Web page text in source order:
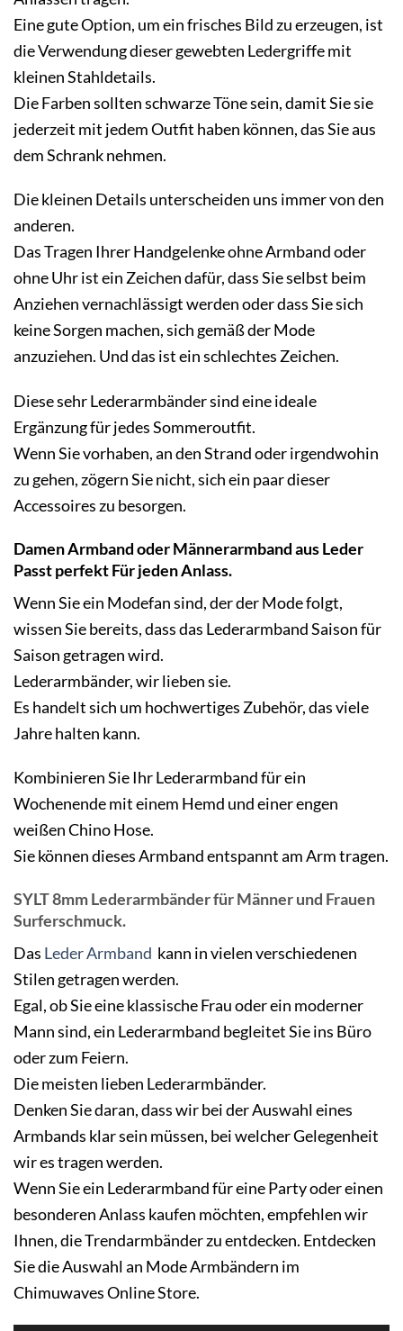
Eine gute Option, um ein frisches Bild zu erzeugen, ist
die Verwendung dieser gewebten Ledergriffe mit
kleinen Stahldetails.
Die Farben sollten schwarze Töne sein, damit Sie sie
jederzeit mit jedem Outfit haben können, das Sie aus
dem Schrank nehmen.
Die kleinen Details unterscheiden uns immer von den
anderen.
Das Tragen Ihrer Handgelenke ohne Armband oder
ohne Uhr ist ein Zeichen dafür, dass Sie selbst beim
Anziehen vernachlässigt werden oder dass Sie sich
keine Sorgen machen, sich gemäß der Mode
anzuziehen. Und das ist ein schlechtes Zeichen.
Diese sehr Lederarmbänder sind eine ideale
Ergänzung für jedes Sommeroutfit.
Wenn Sie vorhaben, an den Strand oder irgendwohin
zu gehen, zögern Sie nicht, sich ein paar dieser
Accessoires zu besorgen.
Damen Armband oder Männerarmband ausLeder
Passt perfekt Für jeden Anlass.
Wenn Sie ein Modefan sind, der der Mode folgt,
wissen Sie bereits, dass das Lederarmband Saison für
Saison getragen wird.
Lederarmbänder, wir lieben sie.
Es handelt sich um hochwertiges Zubehör, das viele
Jahre halten kann.
Kombinieren Sie Ihr Lederarmband für ein
Wochenende mit einem Hemd und einer engen
weißen Chino Hose.
Sie können dieses Armband entspannt am Arm tragen.
SYLT 8mm Lederarmbänder für Männer und Frauen
Surferschmuck.
Das Leder Armband kann in vielen verschiedenen
Stilen getragen werden.
Egal, ob Sie eine klassische Frau oder ein moderner
Mann sind, ein Lederarmband begleitet Sie ins Büro
oder zum Feiern.
Die meisten lieben Lederarmbänder.
Denken Sie daran, dass wir bei der Auswahl eines
Armbands klar sein müssen, bei welcher Gelegenheit
wir es tragen werden.
Wenn Sie ein Lederarmband für eine Party oder einen
besonderen Anlass kaufen möchten, empfehlen wir
Ihnen, die Trendarmbänder zu entdecken. Entdecken
Sie die Auswahl an Mode Armbändern im
ChimuwavesOnline Store.